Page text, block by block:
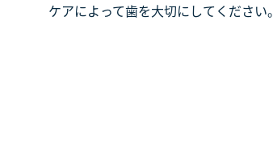
ケアによって歯を大切にしてください。